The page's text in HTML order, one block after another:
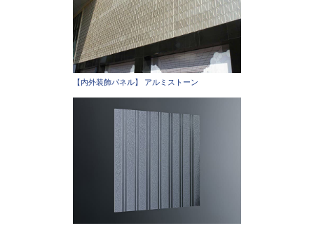
【内外装飾パネル】 アルミストーン